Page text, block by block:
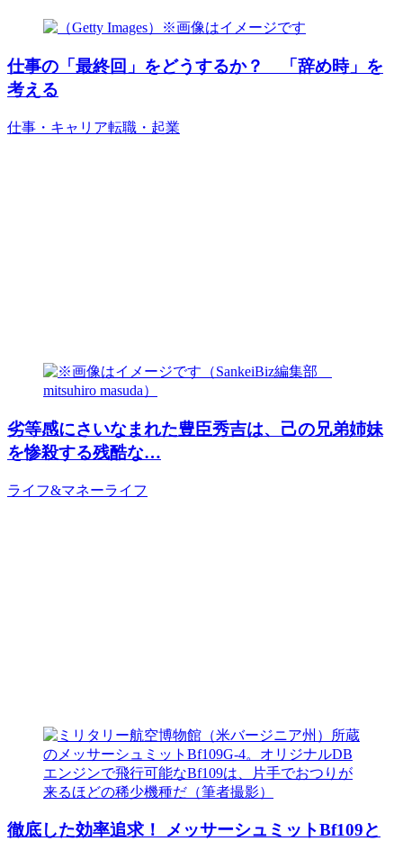
仕事の「最終回」をどうするか？ 「辞め時」を
考える
仕事・キャリア転職・起業
劣等感にさいなまれた豊臣秀吉は、己の兄弟姉妹
を惨殺する残酷な…
ライフ&マネーライフ
徹底した効率追求！ メッサーシュミットBf109と